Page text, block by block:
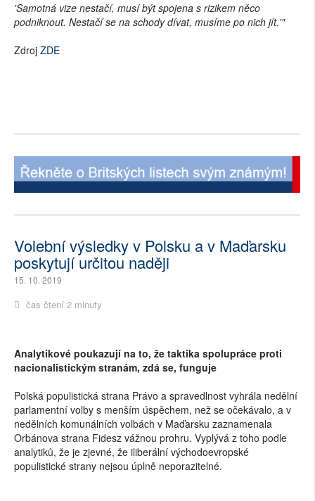
'Samotná vize nestačí, musí být spojena s rizikem něco
podniknout. Nestačí se na schody dívat, musíme po nich jít.'"
Zdroj ZDE
Volební výsledky v Polsku a v Maďarsku
poskytují určitou naději
15. 10. 2019
čas čtení 2 minuty
Analytikové poukazují na to, že taktika spolupráce proti
nacionalistickým stranám, zdá se, funguje
Polská populistická strana Právo a spravedlnost vyhrála nedělní
parlamentní volby s menším úspěchem, než se očekávalo, a v
nedělních komunálních volbách v Maďarsku zaznamenala
Orbánova strana Fidesz vážnou prohru. Vyplývá z toho podle
analytiků, že je zjevné, že iliberální východoevropské
populistické strany nejsou úplně neporazitelné.